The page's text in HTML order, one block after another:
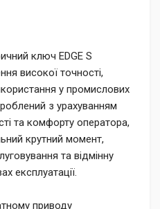
ключ EDGE S
високої точності,
у промислових
з урахуванням
та комфорту оператора,
крутний момент,
та відмінну
експлуатації.
приводу